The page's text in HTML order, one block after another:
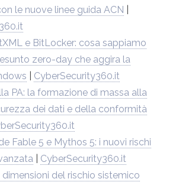
le nuove linee guida ACN
e BitLocker: cosa sappiamo
zero-day che aggira la
CyberSecurity360.it
PA: la formazione di massa alla
dei dati e della conformità
Fable 5 e Mythos 5: i nuovi rischi
CyberSecurity360.it
dimensioni del rischio sistemico